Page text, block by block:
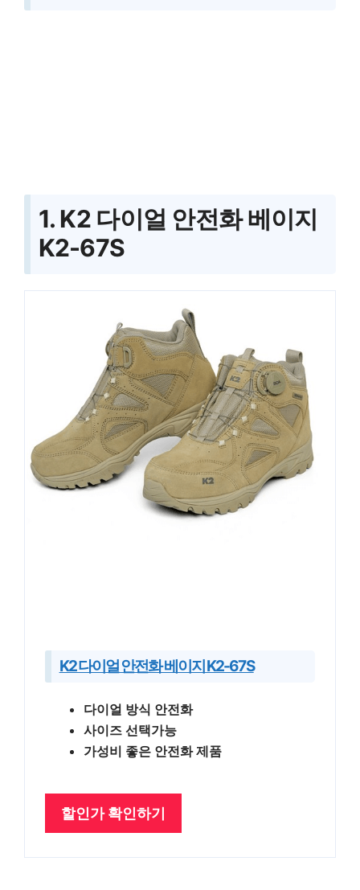
1. K2 다이얼 안전화 베이지
K2-67S
K2 다이얼 안전화 베이지 K2-67S
다이얼 방식 안전화
사이즈 선택가능
가성비 좋은 안전화 제품
할인가 확인하기